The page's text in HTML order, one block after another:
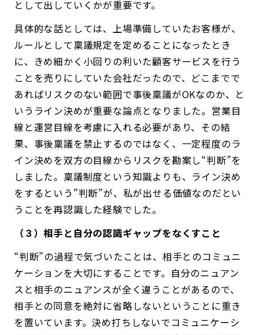
として出していくかが重要です。
具体的な話としては、上場準備していたお客様が、
ルールとして稟議規定を定めることになったとき
に、きめ細かく小回りの利いた顧客サービスを行う
ことを売りにしていた会社だったので、どこまでで
あればリスクのない範囲で事後稟議がOKなのか、と
いうライン決めが重要な論点となりました。営業目
線と運営目線を考慮に入れる必要があり、その結
果、事後稟議を禁止するのではなく、一定程度のラ
イン決めを双方の目線からリスクを勘案し“判断”を
しました。稟議制度という知識よりも、ライン決め
をするという”判断”が、私が出せる価値なのだとい
うことを再認識した経験でした。
（３）相手と自分の認識ギャップをなくすこと
“判断”の過程で気づいたことは、相手とのコミュニ
ケーションを大切にすることです。自分のニュアン
スと相手のニュアンスが全く違うことがあるので、
相手との同意を絶対に省略しないということに重き
を置いています。決め打ちしないでコミュニケーシ